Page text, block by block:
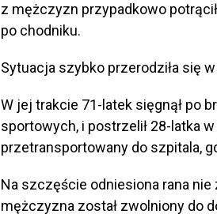
z mężczyzn przypadkowo
po chodniku.
Sytuacja szybko przerodziła się
W jej trakcie 71-latek sięgnął po
sportowych, i postrzelił 28-latka
przetransportowany do szpitala,
Na szczęście odniesiona rana
mężczyzna został zwolniony do